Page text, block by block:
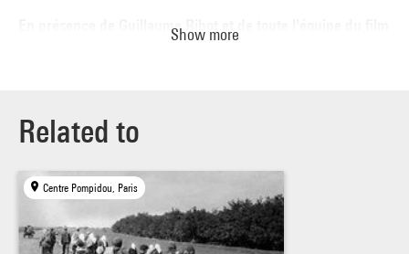
En présence de Guillaume Ribot et de toute l'équipe du film
Show more
Related to
Centre Pompidou, Paris